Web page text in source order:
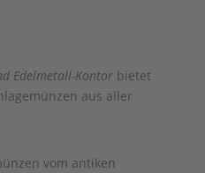
Edelmetall-Kontorbietet
aus aller
vom antiken